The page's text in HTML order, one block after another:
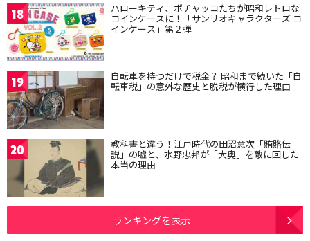
18 ハローキティ、ポチャッコたちが昭和レトロな
コインケースに！「サンリオキャラクターズ コ
インケース」第２弾
19 自転車を持つだけで税金？ 昭和まで続いた「自
転車税」の意外な歴史と脱税が横行した理由
20 教科書と違う！江戸時代の田沼意次「賄賂伝
説」の嘘と、水野忠邦が「大奥」を敵に回した
本当の理由
ランキングを表示